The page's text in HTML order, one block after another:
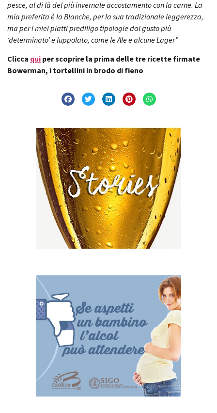
pesce, al di là del più invernale accostamento con la carne. La
mia preferita è la Blanche, per la sua tradizionale leggerezza,
ma per i miei piatti prediligo tipologie dal gusto più
‘determinato’ e luppolato, come le Ale e alcune Lager”.
Clicca qui per scoprire la prima delle tre ricette firmate
Bowerman, i tortellini in brodo di fieno